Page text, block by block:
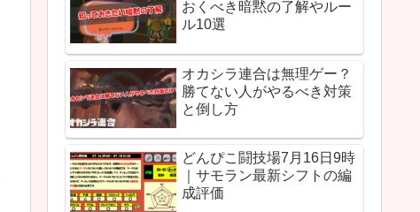
おくべき暗黙の了解やルー
ル10選
オカシラ連合は無理ゲー？
勝てない人がやるべき対策
と倒し方
どんぴこ闘技場7月16日9時
｜サモラン最新シフトの編
成評価